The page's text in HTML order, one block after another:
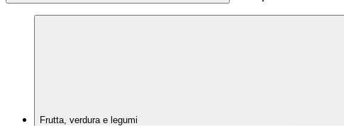
Frutta, verdura e legumi